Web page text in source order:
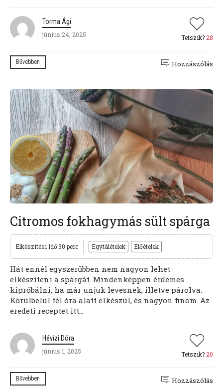
Torma Ági
június 24, 2025
Tetszik? 28
Bővebben Hozzászólás
Citromos fokhagymás sült spárga
Elkészítési Idő:30 perc Egytálételek Előételek
Hát ennél egyszerűbben nem nagyon lehet
elkészíteni a spárgát. Mindenképpen érdemes
kipróbálni, ha már unjuk levesnek, illetve párolva.
Körülbelül fél óra alatt elkészül, és nagyon finom. Az
eredeti receptet itt...
Hévízi Dóra
június 1, 2025
Tetszik? 20
Bővebben Hozzászólás